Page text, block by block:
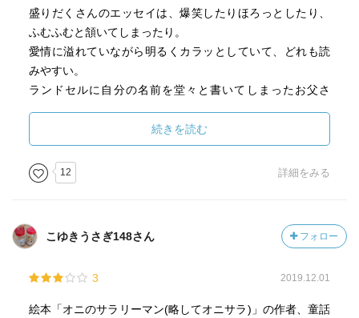
盛りだくさんのエッセイは、爆笑したりほろっとしたり、
ふむふむと頷いてしまったり。
愛情に溢れていながら明るくカラッとしていて、どれも読
みやすい。
ランドセルに自分の名前を堂々と書いてしまったお父さ
（実は、ワタクシもこれはやらかしました・・）
そのお父さんとお母さんの、不思議な出会いの縁。
自己紹介で、平気で嘘をつく義父の話。
ちょっぴり怖い山姥の話や小さな妖怪の話。美味しいもの
「家族の戦争」では、ここまで文章化されるほど絆の深か
った伯母さんとの交流に感動してしまった。
アリー・ポピンズ」の話だ。
そうなんだ、日本の子どもたちはゆっくりゆるやかに育っ
続きを読む
12 詳細をみる
こゆきうさぎ148さん フォロー
3 2019.12.01
絵本「オニのサラリーマン(略してオニサラ)」の作者、童話